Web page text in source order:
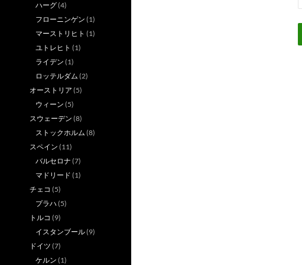
ハーグ(4)
フローニンゲン (1)
マーストリヒト (1)
ユトレヒト (1)
ライデン (1)
ロッテルダム (2)
オーストリア (5)
ウィーン (5)
スウェーデン (8)
ストックホルム (8)
スペイン (11)
バルセロナ (7)
マドリード (1)
チェコ (5)
プラハ(5)
トルコ (9)
イスタンブール(9)
ドイツ (7)
ケルン (1)